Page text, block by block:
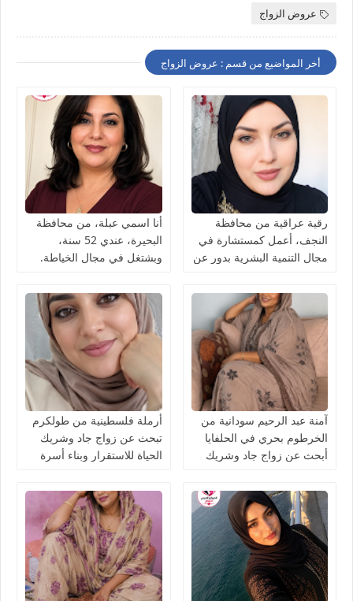
عروض الزواج
أخر المواضيع من قسم : عروض الزواج
رقية عراقية من محافظة
النجف، أعمل كمستشارة في
مجال التنمية البشرية بدور عن
أنا اسمي عبلة، من محافظة
البحيرة، عندي 52 سنة،
وبشتغل في مجال الخياطة.
آمنة عبد الرحيم سودانية من
الخرطوم بحري في الحلفايا
أبحث عن زواج جاد وشريك
أرملة فلسطينية من طولكرم
تبحث عن زواج جاد وشريك
الحياة للاستقرار وبناء أسرة